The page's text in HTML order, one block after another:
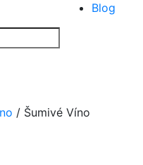
Blog
/ Šumivé Víno